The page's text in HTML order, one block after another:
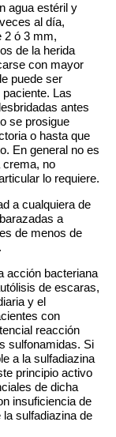
agua estéril y
al día,
2 ó 3 mm,
de la herida
con mayor
puede ser
Las
antes
se prosigue
o hasta que
En general no es
crema, no
lo requiere.
a cualquiera de
a
de menos de
acción bacteriana
de escaras,
y el
con
reacción
sulfonamidas. Si
a la sulfadiazina
principio activo
de dicha
insuficiencia de
sulfadiazina de